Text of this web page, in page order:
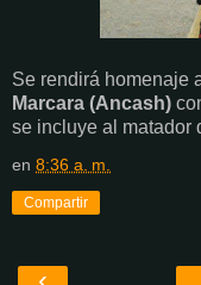
Se rendirá homenaje
Marcara (Ancash)
se incluye al matador
en 8:36 a. m.
Compartir